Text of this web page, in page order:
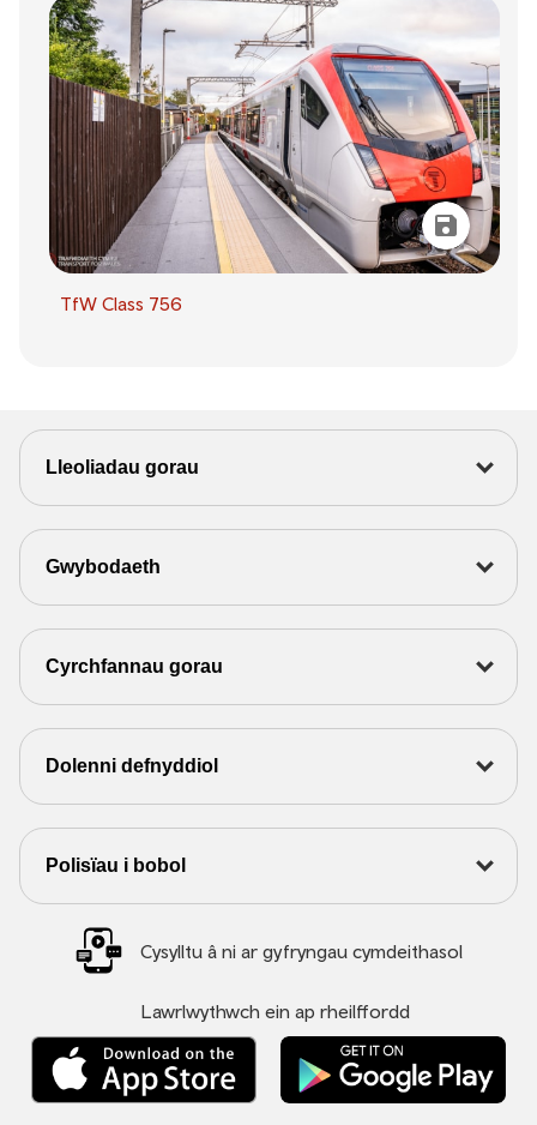
TfW Class 756
Lleoliadau gorau
Gwybodaeth
Cyrchfannau gorau
Dolenni defnyddiol
Polisïau i bobol
Cysylltu â ni ar gyfryngau cymdeithasol
Lawrlwythwch ein ap rheilffordd